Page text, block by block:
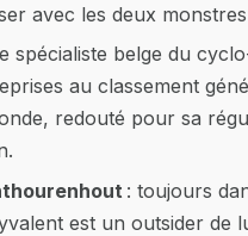
avec les deux
spécialiste belge du
au classement
redouté pour sa
: toujours
est un outsider de